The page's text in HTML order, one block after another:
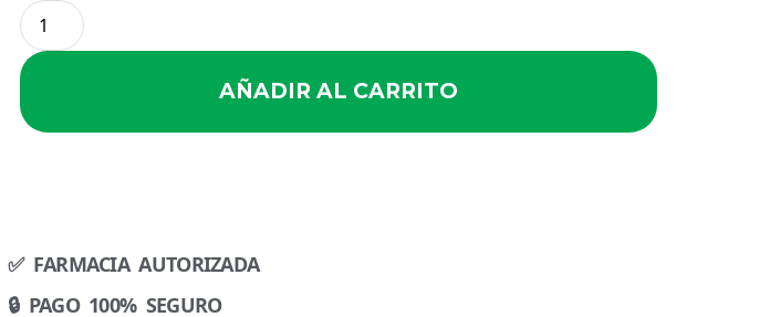
AÑADIR AL CARRITO
✅ FARMACIA AUTORIZADA
🔒 PAGO 100% SEGURO